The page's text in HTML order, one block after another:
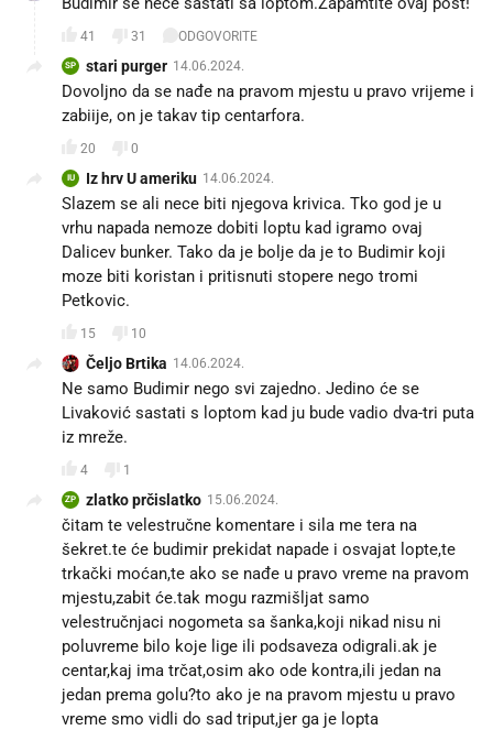
41 31 ODGOVORITE
SP stari purger 14.06.2024.
Dovoljno da se nađe na pravom mjestu u pravo vrijeme i
zabiije, on je takav tip centarfora.
20 0
IU Iz hrv U ameriku 14.06.2024.
Slazem se ali nece biti njegova krivica. Tko god je u
vrhu napada nemoze dobiti loptu kad igramo ovaj
Dalicev bunker. Tako da je bolje da je to Budimir koji
moze biti koristan i pritisnuti stopere nego tromi
Petkovic.
15 10
Čeljo Brtika 14.06.2024.
Ne samo Budimir nego svi zajedno. Jedino će se
Livaković sastati s loptom kad ju bude vadio dva-tri puta
iz mreže.
4 1
ZP zlatko prčislatko 15.06.2024.
čitam te velestručne komentare i sila me tera na
šekret.te će budimir prekidat napade i osvajat lopte,te
trkački moćan,te ako se nađe u pravo vreme na pravom
mjestu,zabit će.tak mogu razmišljat samo
velestručnjaci nogometa sa šanka,koji nikad nisu ni
poluvreme bilo koje lige ili podsaveza odigrali.ak je
centar,kaj ima trčat,osim ako ode kontra,ili jedan na
jedan prema golu?to ako je na pravom mjestu u pravo
vreme smo vidli do sad triput,jer ga je lopta